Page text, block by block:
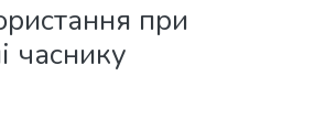
при
часнику